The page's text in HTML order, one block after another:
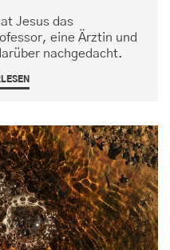
Jesus das
eine Ärztin und
nachgedacht.